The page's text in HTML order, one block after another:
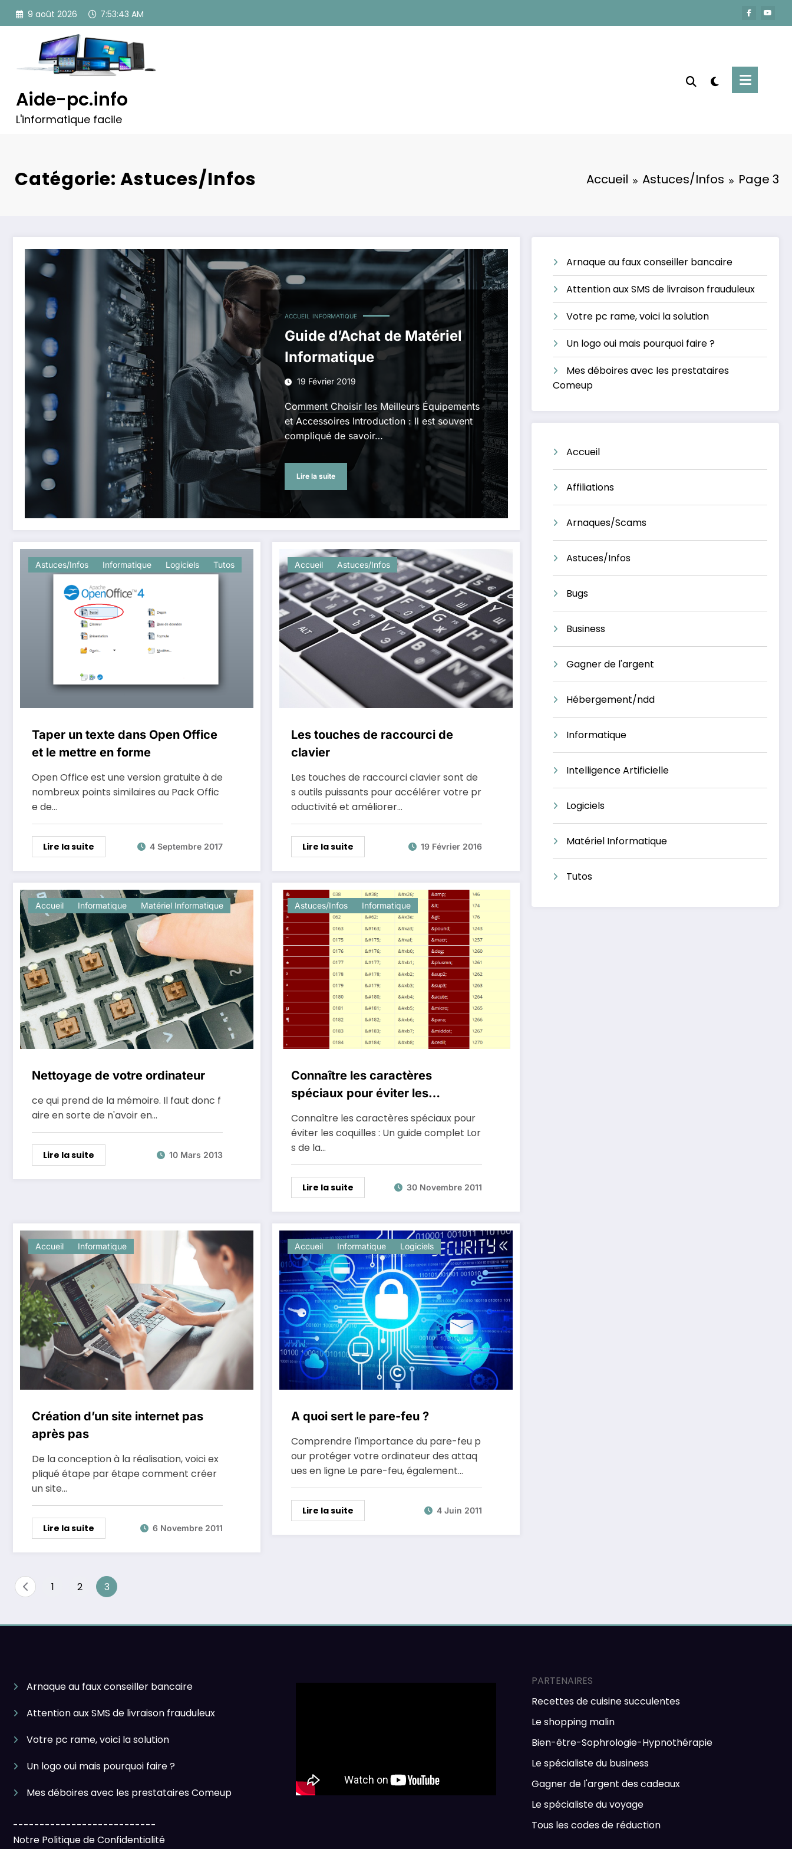
Aller
9 août 2026 7:53:44 AM
Aide-pc.info
L'informatique facile
Catégorie: Astuces/Infos Accueil Astuces/Infos Page 3
ACCUEIL INFORMATIQUE
Guide d’Achat de Matériel
Informatique
19 Février 2019
Comment Choisir les Meilleurs Équipements
et Accessoires Introduction : Il est souvent
compliqué de savoir…
Lire la suite
Astuces/Infos Informatique Logiciels Tutos
Taper un texte dans Open Office
et le mettre en forme
Open Office est une version gratuite à de
nombreux points similaires au Pack Offic
e de…
Lire la suite 4 Septembre 2017
Accueil Astuces/Infos
Les touches de raccourci de
clavier
Les touches de raccourci clavier sont de
s outils puissants pour accélérer votre pr
oductivité et améliorer…
Lire la suite 19 Février 2016
Accueil Informatique Matériel Informatique
Nettoyage de votre ordinateur
ce qui prend de la mémoire. Il faut donc f
aire en sorte de n'avoir en…
Lire la suite 10 Mars 2013
Astuces/Infos Informatique
Connaître les caractères
spéciaux pour éviter les
coquilles
Connaître les caractères spéciaux pour
éviter les coquilles : Un guide complet Lor
s de la…
Lire la suite 30 Novembre 2011
Accueil Informatique
Création d’un site internet pas
après pas
De la conception à la réalisation, voici ex
pliqué étape par étape comment créer
un site…
Lire la suite 6 Novembre 2011
Accueil Informatique Logiciels
A quoi sert le pare-feu ?
Comprendre l'importance du pare-feu p
our protéger votre ordinateur des attaq
ues en ligne Le pare-feu, également…
Lire la suite 4 Juin 2011
Pagination
1 2 3
Arnaque au faux conseiller bancaire
Attention aux SMS de livraison frauduleux
Votre pc rame, voici la solution
Un logo oui mais pourquoi faire ?
Mes déboires avec les prestataires
Comeup
Accueil
Affiliations
Arnaques/Scams
Astuces/Infos
Bugs
Business
Gagner de l'argent
Hébergement/ndd
Informatique
Intelligence Artificielle
Logiciels
Matériel Informatique
Tutos
Arnaque au faux conseiller bancaire
Attention aux SMS de livraison frauduleux
Votre pc rame, voici la solution
Un logo oui mais pourquoi faire ?
Mes déboires avec les prestataires Comeup
---------------------------
Notre Politique de Confidentialité
PARTENAIRES
Recettes de cuisine succulentes
Le shopping malin
Bien-être-Sophrologie-Hypnothérapie
Le spécialiste du business
Gagner de l'argent des cadeaux
Le spécialiste du voyage
Tous les codes de réduction